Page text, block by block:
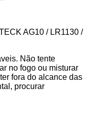
AG10 / LR1130 /
Não tente
no fogo ou misturar
fora do alcance das
procurar